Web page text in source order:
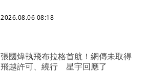
2026.08.06 08:18
張國煒執飛布拉格首航！網傳未取得
飛越許可、繞行 星宇回應了